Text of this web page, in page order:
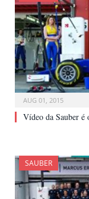
AUG 01, 2015
Vídeo da Sauber
SAUBER